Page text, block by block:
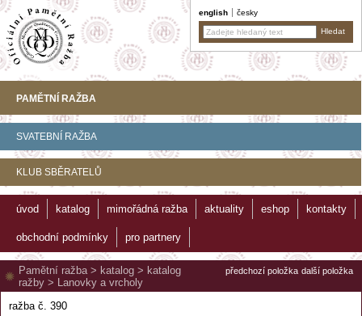
english česky
PAMĚTNÍ RAŽBA
SVATEBNÍ RAŽBA
KLUB SBĚRATELŮ
úvod katalog mimořádná ražba aktuality eshop kontakty
obchodní podmínky pro partnery
předchozí položka další položka
Pamětní ražba> katalog > katalog
ražby > Lanovky a vrcholy
ražba č. 390